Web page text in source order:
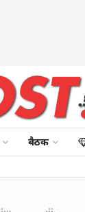
बैठक